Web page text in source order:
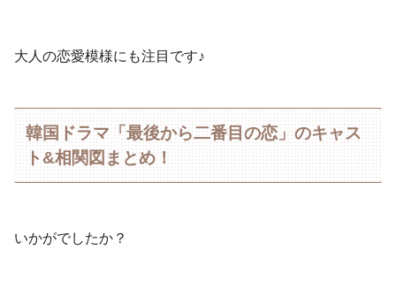
大人の恋愛模様にも注目です♪
韓国ドラマ「最後から二番目の恋」のキャス
ト&相関図まとめ！
いかがでしたか？